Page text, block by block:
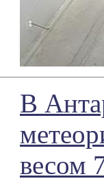
В
весом